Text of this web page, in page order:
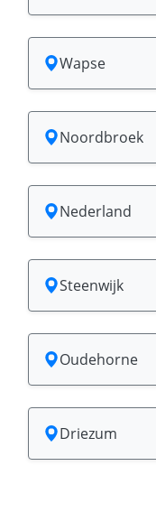
Wapse
Noordbroek
Nederland
Steenwijk
Oudehorne
Driezum